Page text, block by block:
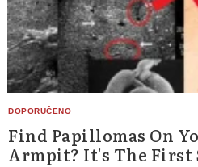
Find Papillomas On
Armpit? It's The First